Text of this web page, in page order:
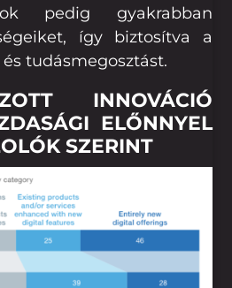
pedig gyakrabban
így biztosítva a
tudásmegosztást.
INNOVÁCIÓ
ELŐNNYEL
SZERINT